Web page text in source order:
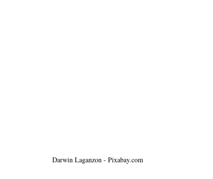
Darwin Laganzon - Pixabay.com